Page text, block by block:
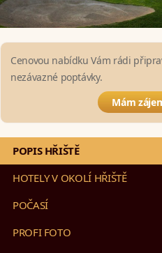
Cenovou nabídku Vám rádi
nezávazné poptávky.
Mám
POPIS HŘIŠTĚ
HOTELY V OKOLÍ HŘIŠTĚ
POČASÍ
PROFI FOTO